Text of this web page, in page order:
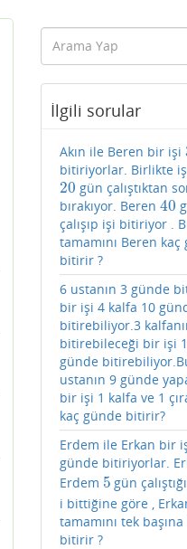
İlgili sorular
Akın ile Beren bir işi
bitiriyorlar. Birlikte
20
20 gün çalıştıktan
bırakıyor. Beren 40
40
çalışıp işi bitiriyor .
tamamını Beren kaç
bitirir ?
6 ustanın 3 günde
bir işi 4 kalfa 10
bitirebiliyor.3
bitirebileceği bir işi
günde
ustanın 9 günde
bir işi 1 kalfa ve 1
kaç günde bitirir?
Erdem ile Erkan bir
günde bitiriyorlar.
Erdem 5
5 gün
i bittiğine göre ,
tamamını tek
bitirir ?